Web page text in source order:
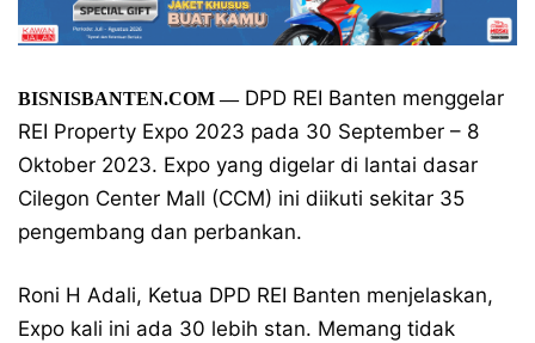
BISNISBANTEN.COM —DPD REI Banten menggelar
REI Property Expo 2023 pada 30 September – 8
Oktober 2023. Expo yang digelar di lantai dasar
Cilegon Center Mall (CCM) ini diikuti sekitar 35
pengembang dan perbankan.
Roni H Adali, Ketua DPD REI Banten menjelaskan,
Expo kali ini ada 30 lebih stan. Memang tidak